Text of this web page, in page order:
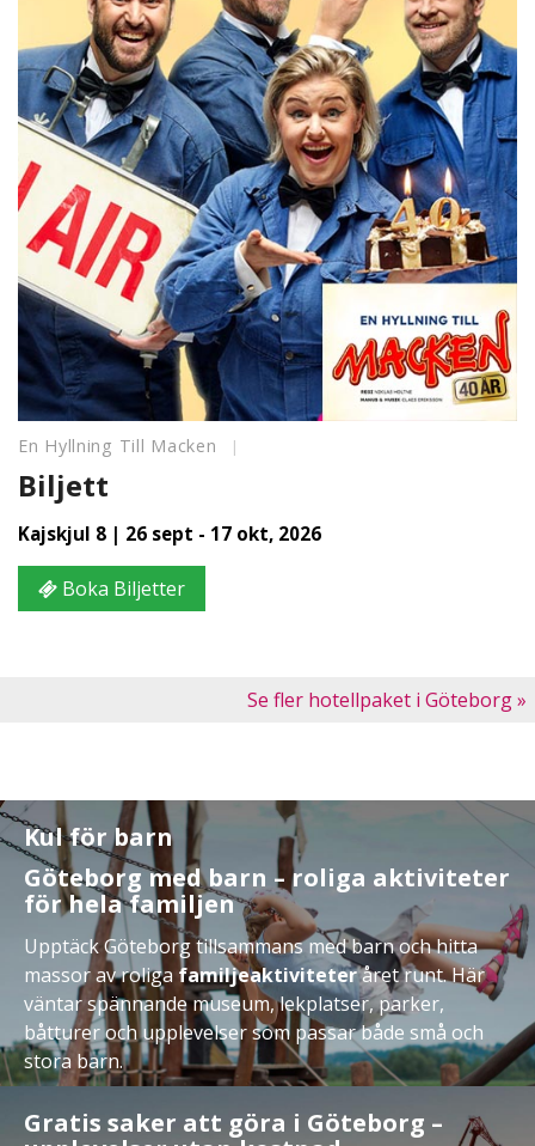
En Hyllning Till Macken
Biljett
Kajskjul 8 | 26 sept - 17 okt, 2026
Boka Biljetter
Se fler hotellpaket i Göteborg »
Kul för barn
Göteborg med barn – roliga aktiviteter
för hela familjen
Upptäck Göteborg tillsammans med barn och hitta
massor av roliga familjeaktiviteteråret runt. Här
väntar spännande museum, lekplatser, parker,
båtturer och upplevelser som passar både små och
stora barn.
Besök populära familjeattraktioner som
universeum-goteborg.aspoch Maritiman, lek i
Gratis saker att göra i Göteborg –